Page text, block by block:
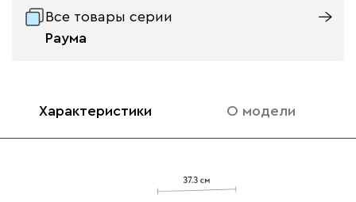
Все товары серии
Раума
Характеристики О модели